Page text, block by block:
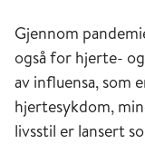
Gjennom
også for hjerte-
av influensa, som
hjertesykdom,
livsstil er lansert